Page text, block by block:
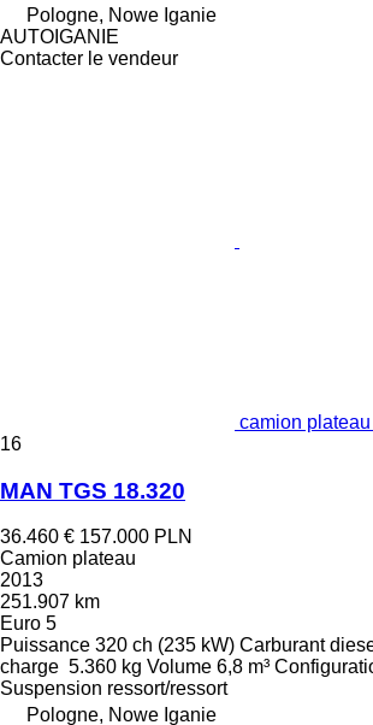
Pologne, Nowe Iganie
AUTOIGANIE
Contacter le vendeur
camion
16
MAN TGS 18.320
36.460 € 157.000 PLN
Camion plateau
2013
251.907 km
Euro 5
Puissance 320 ch (235 kW) Carburant
charge 5.360 kg Volume 6,8 m³
Suspension ressort/ressort
Pologne, Nowe Iganie